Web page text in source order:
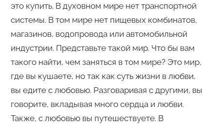
это купить. В духовном мире нет транспортной
системы. В том мире нет пищевых комбинатов,
магазинов, водопровода или автомобильной
индустрии. Представьте такой мир. Что бы вам
такого найти, чем заняться в том мире? Это мир,
где вы кушаете, но так как суть жизни в любви,
вы едите с любовью. Разговаривая с другими, вы
говорите, вкладывая много сердца и любви.
Также, с любовью вы путешествуете. В